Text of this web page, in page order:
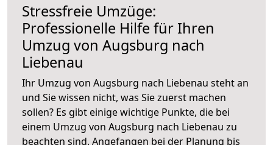
Stressfreie Umzüge:
Professionelle Hilfe für Ihren
Umzug von Augsburg nach
Liebenau
Ihr Umzug von Augsburg nach Liebenau steht an
und Sie wissen nicht, was Sie zuerst machen
sollen? Es gibt einige wichtige Punkte, die bei
einem Umzug von Augsburg nach Liebenau zu
beachten sind. Angefangen bei der Planung bis